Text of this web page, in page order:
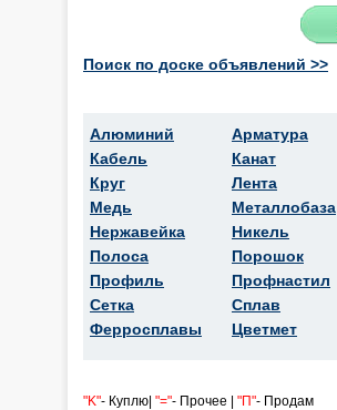
Поиск по доске объявлений >>
Алюминий
Кабель
Круг
Медь
Нержавейка
Полоса
Профиль
Сетка
Ферросплавы
Арматура
Канат
Лента
Металлобаза
Никель
Порошок
Профнастил
Сплав
Цветмет
"K"- Куплю| "="- Прочее | "П"- Продам